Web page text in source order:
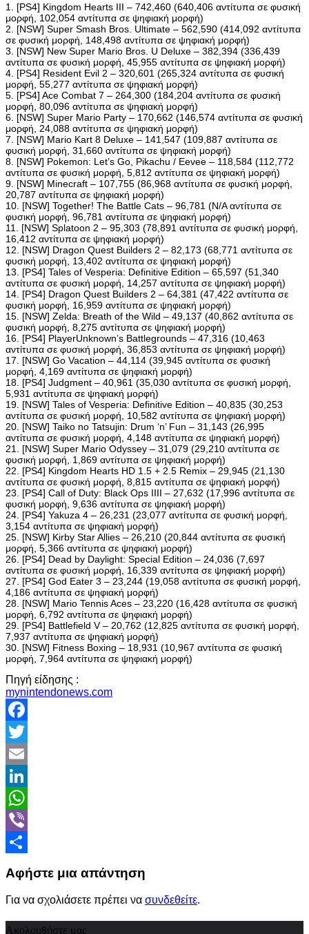
1. [PS4] Kingdom Hearts III – 742,460 (640,406 αντίτυπα σε φυσική
μορφή, 102,054 αντίτυπα σε ψηφιακή μορφή)
2. [NSW] Super Smash Bros. Ultimate – 562,590 (414,092 αντίτυπα
σε φυσική μορφή, 148,498 αντίτυπα σε ψηφιακή μορφή)
3. [NSW] New Super Mario Bros. U Deluxe – 382,394 (336,439
αντίτυπα σε φυσική μορφή, 45,955 αντίτυπα σε ψηφιακή μορφή)
4. [PS4] Resident Evil 2 – 320,601 (265,324 αντίτυπα σε φυσική
μορφή, 55,277 αντίτυπα σε ψηφιακή μορφή)
5. [PS4] Ace Combat 7 – 264,300 (184,204 αντίτυπα σε φυσική
μορφή, 80,096 αντίτυπα σε ψηφιακή μορφή)
6. [NSW] Super Mario Party – 170,662 (146,574 αντίτυπα σε φυσική
μορφή, 24,088 αντίτυπα σε ψηφιακή μορφή)
7. [NSW] Mario Kart 8 Deluxe – 141,547 (109,887 αντίτυπα σε
φυσική μορφή, 31,660 αντίτυπα σε ψηφιακή μορφή)
8. [NSW] Pokemon: Let’s Go, Pikachu / Eevee – 118,584 (112,772
αντίτυπα σε φυσική μορφή, 5,812 αντίτυπα σε ψηφιακή μορφή)
9. [NSW] Minecraft – 107,755 (86,968 αντίτυπα σε φυσική μορφή,
20,787 αντίτυπα σε ψηφιακή μορφή)
10. [NSW] Together! The Battle Cats – 96,781 (N/A αντίτυπα σε
φυσική μορφή, 96,781 αντίτυπα σε ψηφιακή μορφή)
11. [NSW] Splatoon 2 – 95,303 (78,891 αντίτυπα σε φυσική μορφή,
16,412 αντίτυπα σε ψηφιακή μορφή)
12. [NSW] Dragon Quest Builders 2 – 82,173 (68,771 αντίτυπα σε
φυσική μορφή, 13,402 αντίτυπα σε ψηφιακή μορφή)
13. [PS4] Tales of Vesperia: Definitive Edition – 65,597 (51,340
αντίτυπα σε φυσική μορφή, 14,257 αντίτυπα σε ψηφιακή μορφή)
14. [PS4] Dragon Quest Builders 2 – 64,381 (47,422 αντίτυπα σε
φυσική μορφή, 16,959 αντίτυπα σε ψηφιακή μορφή)
15. [NSW] Zelda: Breath of the Wild – 49,137 (40,862 αντίτυπα σε
φυσική μορφή, 8,275 αντίτυπα σε ψηφιακή μορφή)
16. [PS4] PlayerUnknown’s Battlegrounds – 47,316 (10,463
αντίτυπα σε φυσική μορφή, 36,853 αντίτυπα σε ψηφιακή μορφή)
17. [NSW] Go Vacation – 44,114 (39,945 αντίτυπα σε φυσική
μορφή, 4,169 αντίτυπα σε ψηφιακή μορφή)
18. [PS4] Judgment – 40,961 (35,030 αντίτυπα σε φυσική μορφή,
5,931 αντίτυπα σε ψηφιακή μορφή)
19. [NSW] Tales of Vesperia: Definitive Edition – 40,835 (30,253
αντίτυπα σε φυσική μορφή, 10,582 αντίτυπα σε ψηφιακή μορφή)
20. [NSW] Taiko no Tatsujin: Drum ‘n’ Fun – 31,143 (26,995
αντίτυπα σε φυσική μορφή, 4,148 αντίτυπα σε ψηφιακή μορφή)
21. [NSW] Super Mario Odyssey – 31,079 (29,210 αντίτυπα σε
φυσική μορφή, 1,869 αντίτυπα σε ψηφιακή μορφή)
22. [PS4] Kingdom Hearts HD 1.5 + 2.5 Remix – 29,945 (21,130
αντίτυπα σε φυσική μορφή, 8,815 αντίτυπα σε ψηφιακή μορφή)
23. [PS4] Call of Duty: Black Ops IIII – 27,632 (17,996 αντίτυπα σε
φυσική μορφή, 9,636 αντίτυπα σε ψηφιακή μορφή)
24. [PS4] Yakuza 4 – 26,231 (23,077 αντίτυπα σε φυσική μορφή,
3,154 αντίτυπα σε ψηφιακή μορφή)
25. [NSW] Kirby Star Allies – 26,210 (20,844 αντίτυπα σε φυσική
μορφή, 5,366 αντίτυπα σε ψηφιακή μορφή)
26. [PS4] Dead by Daylight: Special Edition – 24,036 (7,697
αντίτυπα σε φυσική μορφή, 16,339 αντίτυπα σε ψηφιακή μορφή)
27. [PS4] God Eater 3 – 23,244 (19,058 αντίτυπα σε φυσική μορφή,
4,186 αντίτυπα σε ψηφιακή μορφή)
28. [NSW] Mario Tennis Aces – 23,220 (16,428 αντίτυπα σε φυσική
μορφή, 6,792 αντίτυπα σε ψηφιακή μορφή)
29. [PS4] Battlefield V – 20,762 (12,825 αντίτυπα σε φυσική μορφή,
7,937 αντίτυπα σε ψηφιακή μορφή)
30. [NSW] Fitness Boxing – 18,931 (10,967 αντίτυπα σε φυσική
μορφή, 7,964 αντίτυπα σε ψηφιακή μορφή)
Πηγή είδησης :
mynintendonews.com
Facebook
Twitter
Email
LinkedIn
WhatsApp
Viber
Αφήστε μια απάντηση
Για να σχολιάσετε πρέπει να συνδεθείτε.
Ακολουθήστε μας